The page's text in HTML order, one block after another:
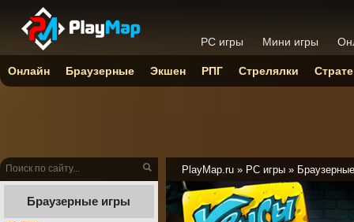
PlayMap.ru » PC игры » Браузерные
Браузерные игры
PC игры Мини игры
Онлайн Браузерные Экшен РПГ Стрелялки